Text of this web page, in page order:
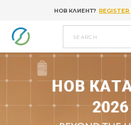
Go to contentНОВ КЛИЕНТ? REGISTER
search